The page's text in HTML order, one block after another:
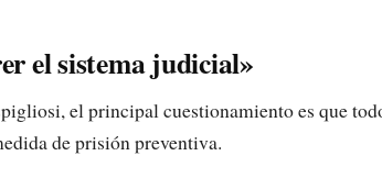
el sistema judicial»
el principal cuestionamiento es que
de prisión preventiva.